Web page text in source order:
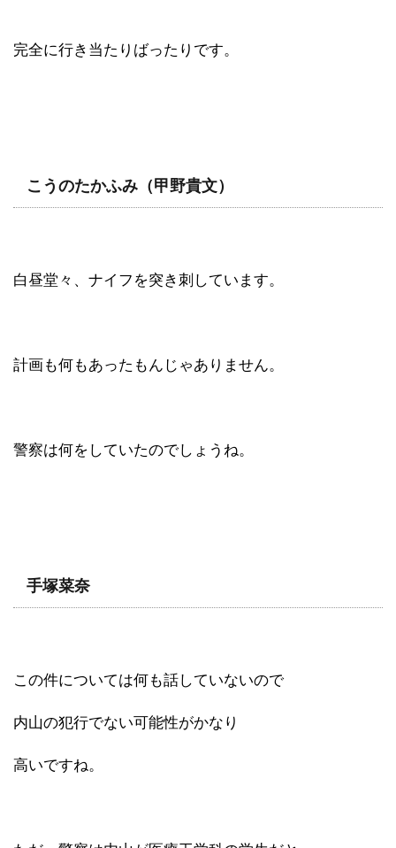
完全に行き当たりばったりです。
こうのたかふみ（甲野貴文）
白昼堂々、ナイフを突き刺しています。
計画も何もあったもんじゃありません。
警察は何をしていたのでしょうね。
手塚菜奈
この件については何も話していないので
内山の犯行でない可能性がかなり
高いですね。